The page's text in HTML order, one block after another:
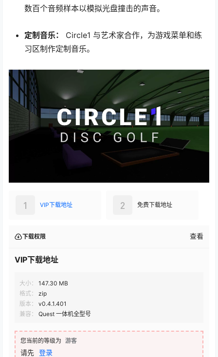
数百个音频样本以模拟光盘撞击的声音。
定制音乐：
Circle1 与艺术家合作，为游戏菜单和练
习区制作定制音乐。
VIP下载地址
1 免费下载地址
2
下载权限 查看
VIP下载地址
大小：
147.30 MB
格式：
zip
版本：
v0.4.1.401
兼容：
Quest 一体机全型号
您当前的等级为 游客
请先 登录